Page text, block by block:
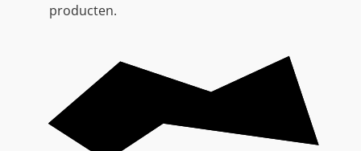
producten.